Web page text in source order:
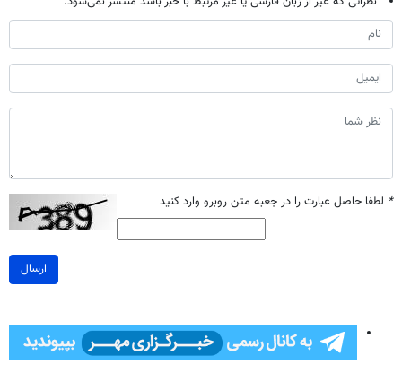
* لطفا حاصل عبارت را در جعبه متن روبرو وارد کنید
ارسال